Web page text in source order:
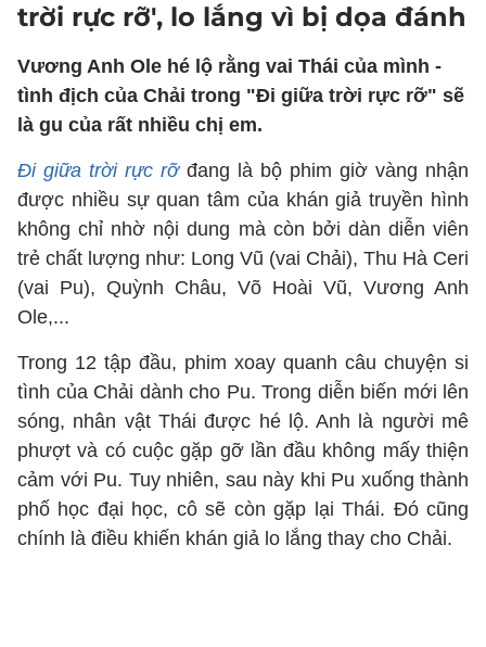
trời rực rỡ', lo lắng vì bị dọa đánh
Vương Anh Ole hé lộ rằng vai Thái của mình -
tình địch của Chải trong "Đi giữa trời rực rỡ" sẽ
là gu của rất nhiều chị em.
Đi giữa trời rực rỡđang là bộ phim giờ vàng nhận
được nhiều sự quan tâm của khán giả truyền hình
không chỉ nhờ nội dung mà còn bởi dàn diễn viên
trẻ chất lượng như: Long Vũ (vai Chải), Thu Hà Ceri
(vai Pu), Quỳnh Châu, Võ Hoài Vũ, Vương Anh
Ole,...
Trong 12 tập đầu, phim xoay quanh câu chuyện si
tình của Chải dành cho Pu. Trong diễn biến mới lên
sóng, nhân vật Thái được hé lộ. Anh là người mê
phượt và có cuộc gặp gỡ lần đầu không mấy thiện
cảm với Pu. Tuy nhiên, sau này khi Pu xuống thành
phố học đại học, cô sẽ còn gặp lại Thái. Đó cũng
chính là điều khiến khán giả lo lắng thay cho Chải.